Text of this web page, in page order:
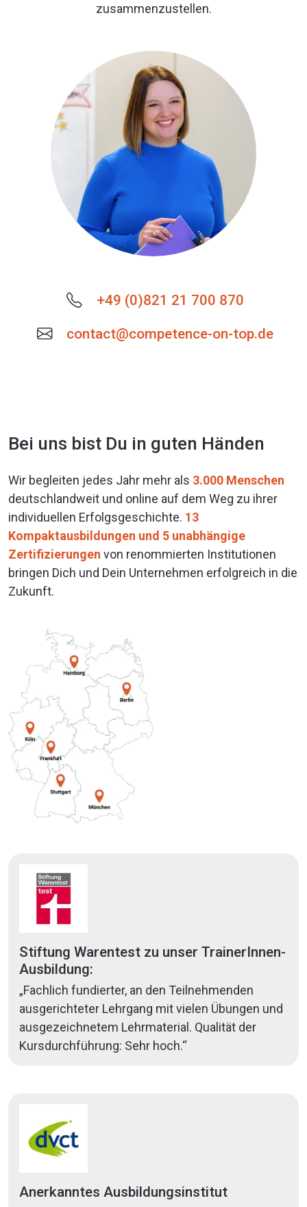
zusammenzustellen.
+49 (0)821 21 700 870
contact@competence-on-top.de
Bei uns bist Du in guten Händen
Wir begleiten jedes Jahr mehr als 3.000 Menschen
deutschlandweit und online auf dem Weg zu ihrer
individuellen Erfolgsgeschichte. 13
Kompaktausbildungen und 5 unabhängige
Zertifizierungen von renommierten Institutionen
bringen Dich und Dein Unternehmen erfolgreich in die
Zukunft.
Stiftung Warentest zu unser TrainerInnen-
Ausbildung:
„Fachlich fundierter, an den Teilnehmenden
ausgerichteter Lehrgang mit vielen Übungen und
ausgezeichnetem Lehrmaterial. Qualität der
Kursdurchführung: Sehr hoch.“
Anerkanntes Ausbildungsinstitut